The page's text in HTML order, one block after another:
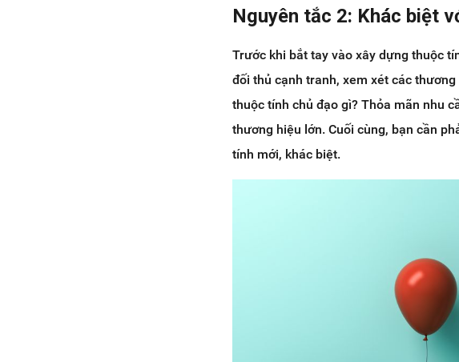
Nguyên tắc 2: Khác biệt
Trước khi bắt tay vào xây dựng thuộc
đối thủ cạnh tranh, xem xét các
thuộc tính chủ đạo gì? Thỏa mãn nhu
thương hiệu lớn. Cuối cùng, bạn cần
tính mới, khác biệt.